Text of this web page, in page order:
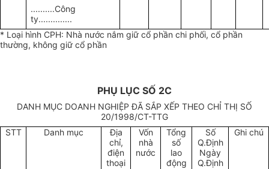
..........Công
ty..............
* Loại hình CPH: Nhà nước nắm giữ cổ phần chi phối, cổ phần
thường, không giữ cổ phần
PHỤ LỤC SỐ 2C
DANH MỤC DOANH NGHIỆP ĐÃ SẮP XẾP THEO CHỈ THỊ SỐ
20/1998/CT-TTG
STT
Danh mục
Địa
chỉ,
điện
thoại
Vốn
nhà
nước
Tổng
số
lao
động
Số
Q.Định
Ngày
Q.Định
Ghi chú